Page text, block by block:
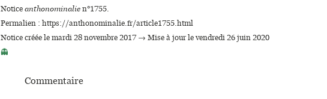
Noticeanthonominalien°1755.
Permalien : https://anthonominalie.fr/article1755.html
Notice créée le mardi 28 novembre 2017 → Mise à jour le vendredi 26 juin 2020
👻
Commentaire